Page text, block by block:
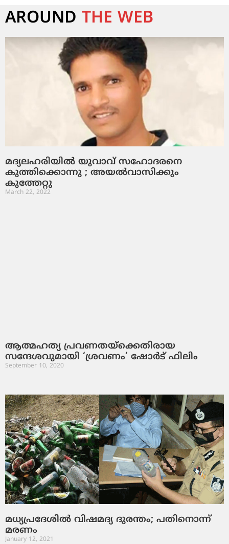
AROUND THE WEB
മദ്യലഹരിയില്‍ യുവാവ് സഹോദരനെ
കുത്തിക്കൊന്നു ; അയല്‍വാസിക്കും
കുത്തേറ്റു
March 22, 2022
ആത്മഹത്യ പ്രവണതയ്‌ക്കെതിരായ
സന്ദേശവുമായി ‘ശ്രവണം’ ഷോര്‍ട് ഫിലിം
September 10, 2020
മധ്യപ്രദേശില്‍ വിഷമദ്യ ദുരന്തം; പതിനൊന്ന്
മരണം
January 12, 2021